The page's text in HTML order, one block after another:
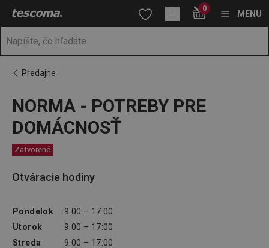
Nachádzate sa na stránke NORMA - POTREBY PRE
Prejsť na hlavný obsah
Prejsť na vyhľadávanie
Prejsť na navigáciu 0
MENU
Predajne
NORMA - POTREBY PRE
DOMÁCNOSŤ
Zatvorené
Otváracie hodiny
Pondelok
9:00 – 17:00
Utorok
9:00 – 17:00
Streda
9:00 – 17:00